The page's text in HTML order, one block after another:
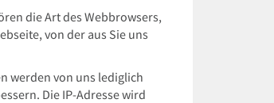
die Art des Webbrowsers,
von der aus Sie uns
werden von uns lediglich
Die IP-Adresse wird